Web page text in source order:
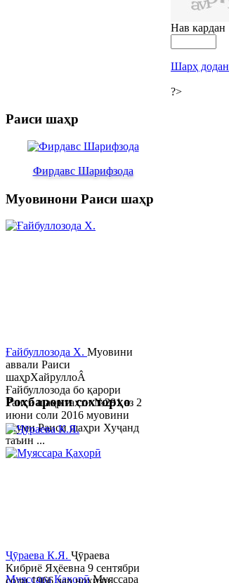
Нав кардан
Шарҳ додан
?>
Раиси шаҳр
Фирдавс Шарифзода
Муовинони Раиси шаҳр
Ғайбуллозода Х. Муовини
аввали Раиси
шаҳрХайруллоÂ
Ғайбуллозода бо қарори
Раиси шаҳр таҳти №281 аз 2
июни соли 2016 муовини
якуми Раиси шаҳри Хуҷанд
таъин ...
Муяссара ҚаҳорӣМуяссара
Роҳбарони сохторҳо
Ҷӯраева К.Я. Ҷӯраева
Кибриё Яҳёевна 9 сентябри
соли 1966 дар ноҳияи